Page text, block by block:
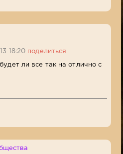
18:20 поделиться
ли все так на отлично с